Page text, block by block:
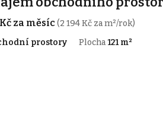
za měsíc(2 194 Kč za m²/rok)
prostory Plocha121 m²